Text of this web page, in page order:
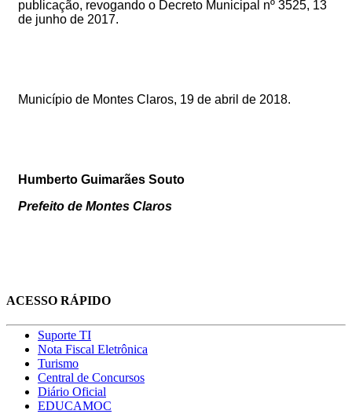
publicação, revogando o Decreto Municipal nº 3525, 13
de junho de 2017.
Município de Montes Claros, 19 de abril de 2018.
Humberto Guimarães Souto
Prefeito de Montes Claros
ACESSO RÁPIDO
Suporte TI
Nota Fiscal Eletrônica
Turismo
Central de Concursos
Diário Oficial
EDUCAMOC